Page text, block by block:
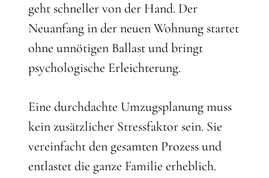
geht schneller von der Hand. Der
Neuanfang in der neuen Wohnung startet
ohne unnötigen Ballast und bringt
psychologische Erleichterung.
Eine durchdachte Umzugsplanung muss
kein zusätzlicher Stressfaktor sein. Sie
vereinfacht den gesamten Prozess und
entlastet die ganze Familie erheblich.